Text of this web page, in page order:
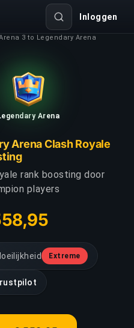
Inloggen
3 to Legendary Arena
Arena
Arena Clash Royale
rank boosting door
players
Extreme